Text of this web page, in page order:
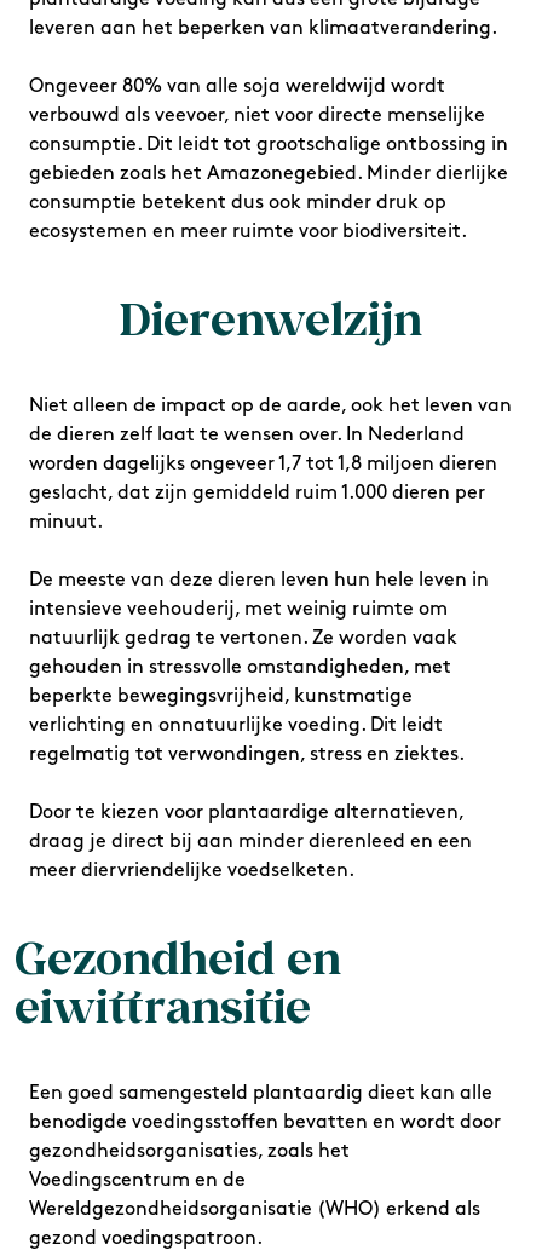
leveren aan het beperken van klimaatverandering.
Ongeveer 80% van alle soja wereldwijd wordt
verbouwd als veevoer, niet voor directe menselijke
consumptie. Dit leidt tot grootschalige ontbossing in
gebieden zoals het Amazonegebied. Minder dierlijke
consumptie betekent dus ook minder druk op
ecosystemen en meer ruimte voor biodiversiteit.
Dierenwelzijn
Niet alleen de impact op de aarde, ook het leven van
de dieren zelf laat te wensen over. In Nederland
worden dagelijks ongeveer 1,7 tot 1,8 miljoen dieren
geslacht, dat zijn gemiddeld ruim 1.000 dieren per
minuut.
De meeste van deze dieren leven hun hele leven in
intensieve veehouderij, met weinig ruimte om
natuurlijk gedrag te vertonen. Ze worden vaak
gehouden in stressvolle omstandigheden, met
beperkte bewegingsvrijheid, kunstmatige
verlichting en onnatuurlijke voeding. Dit leidt
regelmatig tot verwondingen, stress en ziektes.
Door te kiezen voor plantaardige alternatieven,
draag je direct bij aan minder dierenleed en een
meer diervriendelijke voedselketen.
Gezondheid en
eiwittransitie
Een goed samengesteld plantaardig dieet kan alle
benodigde voedingsstoffen bevatten en wordt door
gezondheidsorganisaties, zoals het
Voedingscentrum en de
Wereldgezondheidsorganisatie (WHO) erkend als
gezond voedingspatroon.